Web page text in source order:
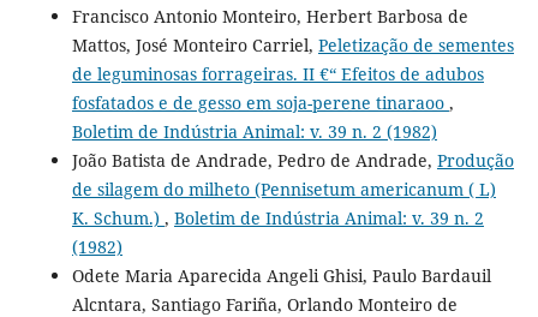
Francisco Antonio Monteiro, Herbert Barbosa de
Mattos, José Monteiro Carriel, Peletização de sementes
de leguminosas forrageiras. II €“ Efeitos de adubos
fosfatados e de gesso em soja-perene tinaraoo ,
Boletim de Indústria Animal: v. 39 n. 2 (1982)
João Batista de Andrade, Pedro de Andrade, Produção
de silagem do milheto (Pennisetum americanum ( L)
K. Schum.) , Boletim de Indústria Animal: v. 39 n. 2
(1982)
Odete Maria Aparecida Angeli Ghisi, Paulo Bardauil
Alcntara, Santiago Fariña, Orlando Monteiro de